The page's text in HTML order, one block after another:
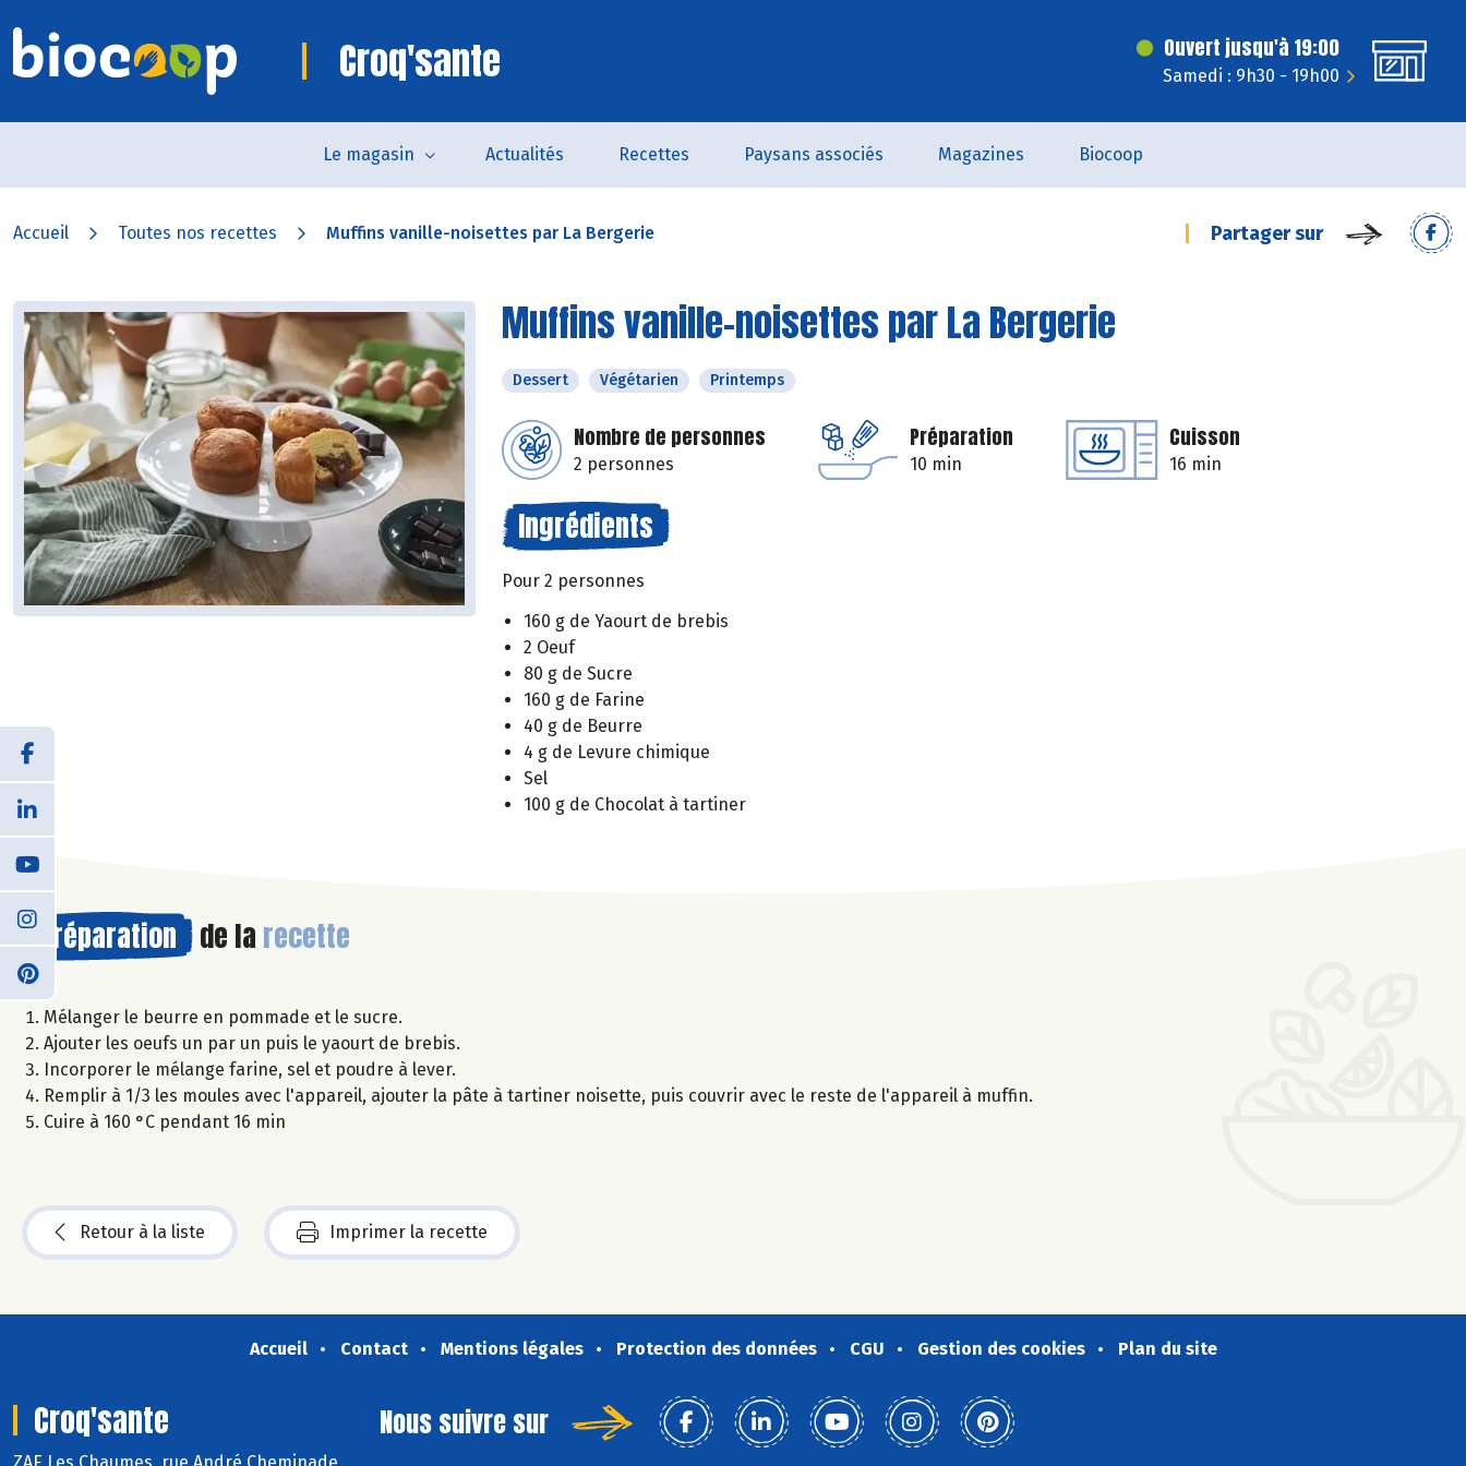
Croq'sante Ouvert jusqu'à 19:00
Samedi : 9h30 - 19h00
Le magasin Actualités Recettes Paysans associés Magazines Biocoop
Accueil Toutes nos recettes Muffins vanille-noisettes par La Bergerie Partager sur
Muffins vanille-noisettes par La Bergerie
Dessert Végétarien Printemps
Nombre de personnes
2 personnes
Préparation
10 min
Cuisson
16 min
Ingrédients
Pour 2 personnes
160 g de Yaourt de brebis
2 Oeuf
80 g de Sucre
160 g de Farine
40 g de Beurre
4 g de Levure chimique
Sel
100 g de Chocolat à tartiner
Préparation de la recette
Mélanger le beurre en pommade et le sucre.
Ajouter les oeufs un par un puis le yaourt de brebis.
Incorporer le mélange farine, sel et poudre à lever.
Remplir à 1/3 les moules avec l'appareil, ajouter la pâte à tartiner noisette, puis couvrir avec le reste de l'appareil à muffin.
Cuire à 160 °C pendant 16 min
Retour à la liste Imprimer la recette
Accueil Contact Mentions légales Protection des données CGU Gestion des cookies Plan du site
Croq'sante
ZAE Les Chaumes, rue André Cheminade
Nous suivre sur